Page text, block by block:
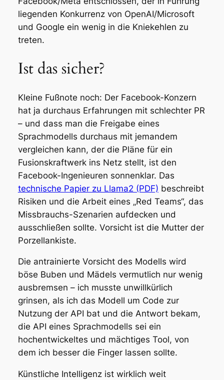
liegenden Konkurrenz von OpenAI/Microsoft
und Google ein wenig in die Kniekehlen zu
treten.
Ist das sicher?
Kleine Fußnote noch: Der Facebook-Konzern
hat ja durchaus Erfahrungen mit schlechter PR
– und dass man die Freigabe eines
Sprachmodells durchaus mit jemandem
vergleichen kann, der die Pläne für ein
Fusionskraftwerk ins Netz stellt, ist den
Facebook-Ingenieuren sonnenklar. Das
technische Papier zu Llama2 (PDF) beschreibt
Risiken und die Arbeit eines „Red Teams“, das
Missbrauchs-Szenarien aufdecken und
ausschließen sollte. Vorsicht ist die Mutter der
Porzellankiste.
Die antrainierte Vorsicht des Modells wird
böse Buben und Mädels vermutlich nur wenig
ausbremsen – ich musste unwillkürlich
grinsen, als ich das Modell um Code zur
Nutzung der API bat und die Antwort bekam,
die API eines Sprachmodells sei ein
hochentwickeltes und mächtiges Tool, von
dem ich besser die Finger lassen sollte.
Künstliche Intelligenz ist wirklich weit